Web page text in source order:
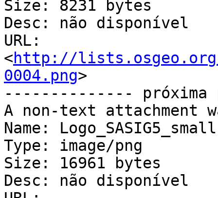
Size: 8231 bytes
Desc: não disponível
URL:
<http://lists.osgeo.org/
0004.png>
--------------
A non-text attachment
Name:
Type: image/png
Size: 16961 bytes
Desc: não disponível